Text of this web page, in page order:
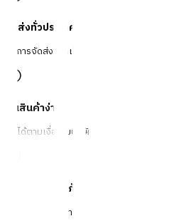
จัดส่งทั่วประเทศ
บริการจัดส่งรวดเร็ว
คืนสินค้าง่าย
คืนได้ตามเงื่อนไขบริษัท
ชำระเงินปลอดภัย
หลากหลายช่องทาง